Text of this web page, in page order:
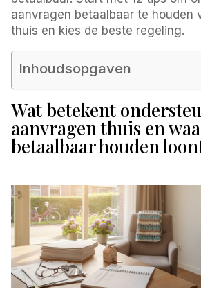
aanvragen betaalbaar te houden
thuis en kies de beste regeling.
Inhoudsopgaven
Wat betekent
aanvragen thuis en
betaalbaar houden